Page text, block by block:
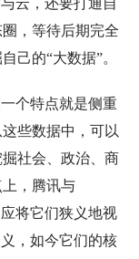
云，还要打通自
，等待后期完全
己的“大数据”。
个特点就是侧重
些数据中，可以
社会、政治、商
，腾讯与
将它们狭义地视
，如今它们的核